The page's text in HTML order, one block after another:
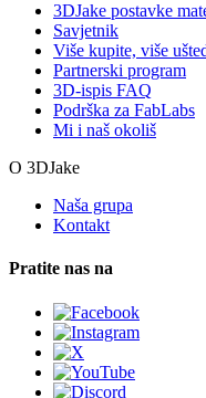
3DJake postavke
Savjetnik
Više kupite, više
Partnerski program
3D-ispis FAQ
Podrška za FabLabs
Mi i naš okoliš
O 3DJake
Naša grupa
Kontakt
Pratite nas na